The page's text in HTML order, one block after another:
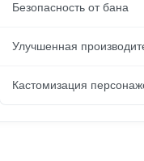
Безопасность от бана
Улучшенная
Кастомизация